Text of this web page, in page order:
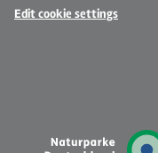
Edit cookie settings